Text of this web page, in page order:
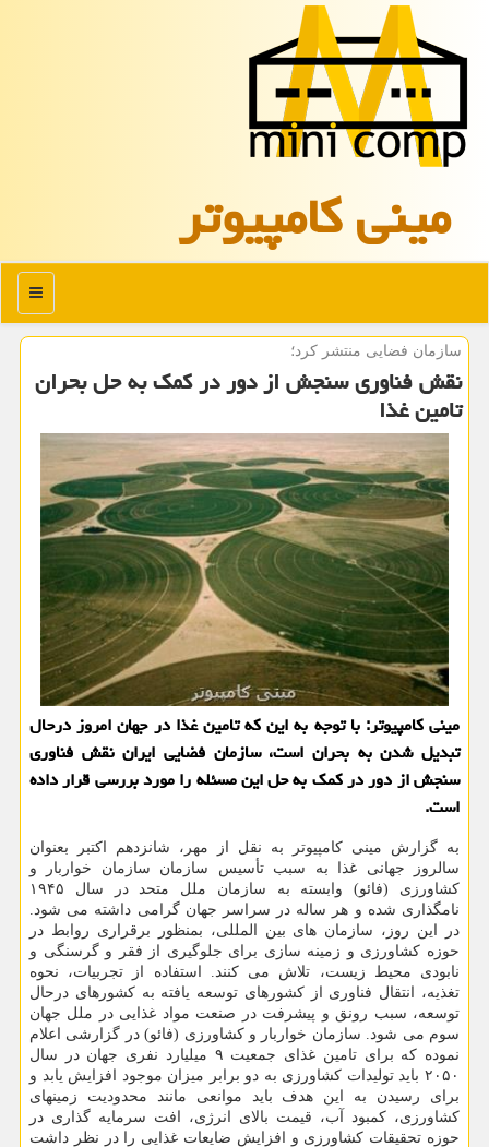
مینی كامپیوتر
منو
سازمان فضایی منتشر كرد؛
نقش فناوری سنجش از دور در کمک به حل بحران
تامین غذا
مینی کامپیوتر: با توجه به این که تامین غذا در جهان امروز درحال
تبدیل شدن به بحران است، سازمان فضایی ایران نقش فناوری
سنجش از دور در کمک به حل این مسئله را مورد بررسی قرار داده
است.
به گزارش مینی کامپیوتر به نقل از مهر، شانزدهم اکتبر بعنوان
سالروز جهانی غذا به سبب تأسیس سازمان سازمان خواربار و
کشاورزی (فائو) وابسته به سازمان ملل متحد در سال ۱۹۴۵
نامگذاری شده و هر ساله در سراسر جهان گرامی داشته می شود.
در این روز، سازمان های بین المللی، بمنظور برقراری روابط در
حوزه کشاورزی و زمینه سازی برای جلوگیری از فقر و گرسنگی و
نابودی محیط زیست، تلاش می کنند. استفاده از تجربیات، نحوه
تغذیه، انتقال فناوری از کشورهای توسعه یافته به کشورهای درحال
توسعه، سبب رونق و پیشرفت در صنعت مواد غذایی در ملل جهان
سوم می شود. سازمان خواربار و کشاورزی (فائو) در گزارشی اعلام
نموده که برای تامین غذای جمعیت ۹ میلیارد نفری جهان در سال
۲۰۵۰ باید تولیدات کشاورزی به دو برابر میزان موجود افزایش یابد و
برای رسیدن به این هدف باید موانعی مانند محدودیت زمینهای
کشاورزی، کمبود آب، قیمت بالای انرژی، افت سرمایه گذاری در
حوزه تحقیقات کشاورزی و افزایش ضایعات غذایی را در نظر داشت